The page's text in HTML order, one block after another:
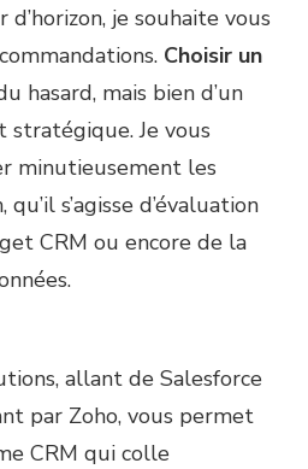
je souhaite vous
Choisir un
hasard, mais bien d’un
stratégique. Je vous
minutieusement les
s’agisse d’évaluation
CRM ou encore de la
allant de Salesforce
par Zoho, vous permet
CRM qui colle